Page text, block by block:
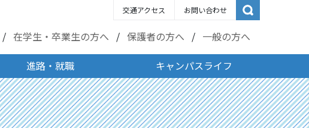
交通アクセス お問い合わせ
在学生・卒業生の方へ 保護者の方へ 一般の方へ
進路・就職 キャンパスライフ